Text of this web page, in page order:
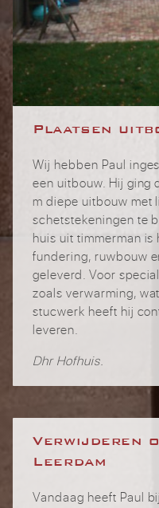
Plaatsen
Wij hebben Paul
een uitbouw. Hij ging
m diepe uitbouw met
schetstekeningen te
huis uit timmerman
fundering, ruwbouw
geleverd. Voor
zoals verwarming,
stucwerk heeft hij
leveren.
Dhr Hofhuis.
Verwijderen
Leerdam
Vandaag heeft Paul